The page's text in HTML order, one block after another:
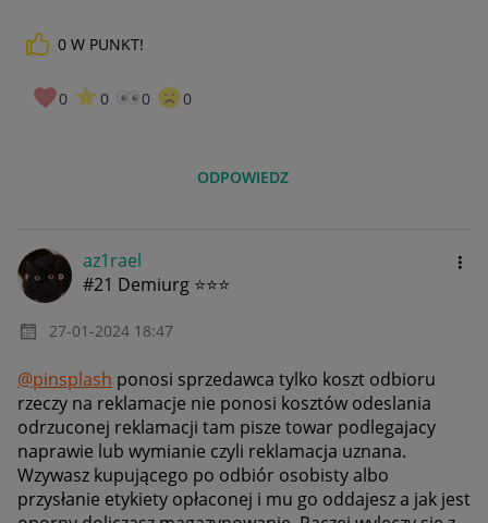
0 W PUNKT!
0 0 0 0
ODPOWIEDZ
az1rael
#21 Demiurg ⭐⭐⭐
‎27-01-2024 18:47
@pinsplash ponosi sprzedawca tylko koszt odbioru
rzeczy na reklamacje nie ponosi kosztów odeslania
odrzuconej reklamacji tam pisze towar podlegajacy
naprawie lub wymianie czyli reklamacja uznana.
Wzywasz kupującego po odbiór osobisty albo
przysłanie etykiety opłaconej i mu go oddajesz a jak jest